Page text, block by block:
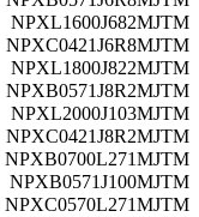
NPXL1600J682MJTM
NPXC0421J6R8MJTM
NPXL1800J822MJTM
NPXB0571J8R2MJTM
NPXL2000J103MJTM
NPXC0421J8R2MJTM
NPXB0700L271MJTM
NPXB0571J100MJTM
NPXC0570L271MJTM